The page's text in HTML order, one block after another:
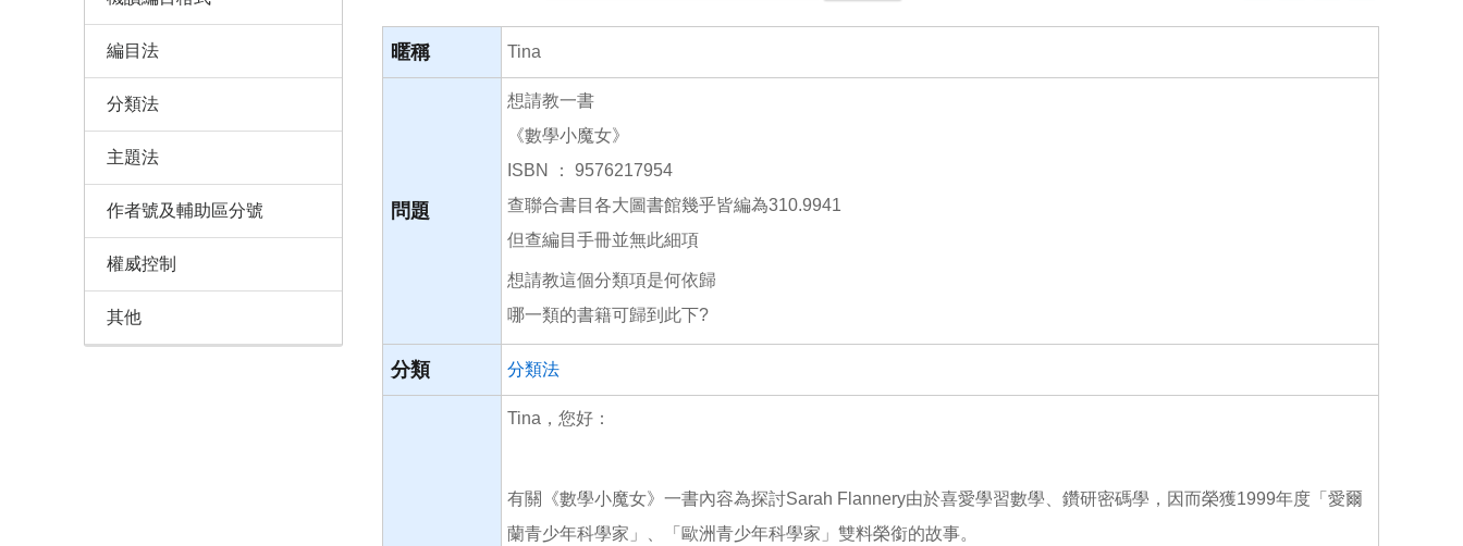
e
o
e
i
暱稱 Tina
問題
想請教一書
《數學小魔女》
ISBN ： 9576217954
查聯合書目各大圖書館幾乎皆編為310.9941
但查編目手冊並無此細項
想請教這個分類項是何依歸
哪一類的書籍可歸到此下?
分類 分類法
Tina，您好：
有關《數學小魔女》一書內容為探討Sarah Flannery由於喜愛學習數學、鑽研密碼學，因而榮獲1999年度「愛爾
蘭青少年科學家」、「歐洲青少年科學家」雙料榮銜的故事。
編目法
分類法
主題法
作者號及輔助區分號
權威控制
其他